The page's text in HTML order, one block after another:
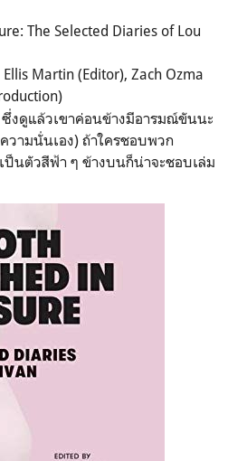
The Selected Diaries of Lou
Martin (Editor), Zach Ozma
งดูแล้วเขาค่อนข้างมีอารมณ์ขันนะ
ามนั่นเอง) ถ้าใครชอบพวก
นตัวสีฟ้า ๆ ข้างบนก็น่าจะชอบเล่ม